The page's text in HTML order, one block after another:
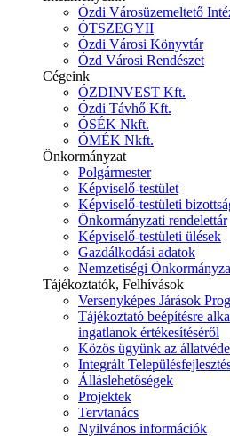
Ózdi Városüzemeltető
ÓTSZEGYII
Ózdi Városi Könyvtár
Ózd Városi Rendészet
Cégeink
ÓZDINVEST Kft.
Ózdi Távhő Kft.
ÓSÉK Nkft.
ÓMÉK Nkft.
Önkormányzat
Polgármester
Képviselő-testület
Képviselő-testületi
Önkormányzati rendelettár
Képviselő-testületi ülések
Gazdálkodási adatok
Nemzetiségi
Tájékoztatók, Felhívások
Versenyképes Járások
Tájékoztató beépítésre
ingatlanok értékesítéséről
Közös ügyünk az
Integrált
Álláslehetőségek
Projektek
Tervtanács
Nyilvános információk